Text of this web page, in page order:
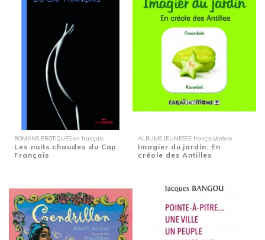
ROMANS EROTIQUES en français
Les nuits chaudes du Cap
Français
ALBUMS JEUNESSE français/créole
Imagier du jardin. En
créole des Antilles